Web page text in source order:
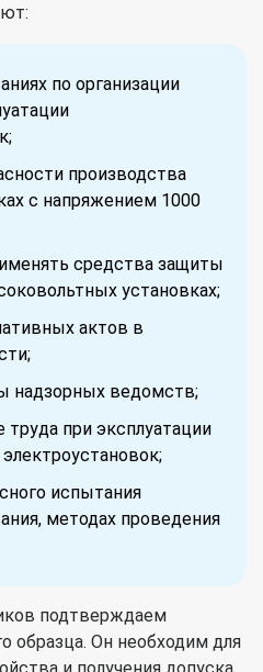
по организации
производства
с напряжением 1000
средства защиты
установках;
актов в
надзорных ведомств;
труда при эксплуатации
испытания
методах проведения
подтверждаем
образца. Он необходим для